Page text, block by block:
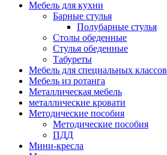
Мебель для кухни
Барные стулья
Полубарные стулья
Столы обеденные
Стулья обеденные
Табуреты
Мебель для специальных классов
Мебель из ротанга
Металлическая мебель
металлические кровати
Методические пособия
Методические пособия
ПДД
Мини-кресла